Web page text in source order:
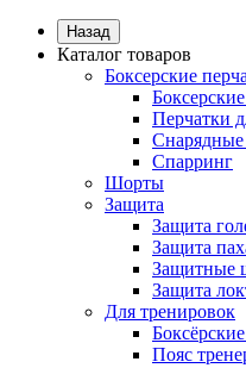
Назад
Каталог товаров
Боксерские
Перчатки
Снарядные
Спарринг
Шорты
Защита
Защита
Защита
Защитные
Защита
Для тренировок
Пояс